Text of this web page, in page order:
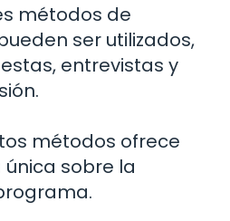
métodos de
ser utilizados,
entrevistas y
métodos ofrece
sobre la